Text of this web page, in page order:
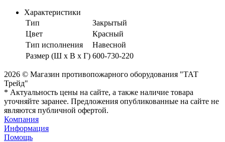
Характеристики
Тип
Закрытый
Цвет
Красный
Тип исполнения
Навесной
Размер (Ш х В х Г) 600-730-220
2026 © Магазин противопожарного оборудования "ТАТ
Трейд"
* Актуальность цены на сайте, а также наличие товара
уточняйте заранее. Предложения опубликованные на сайте не
являются публичной офертой.
Компания
Информация
Помощь